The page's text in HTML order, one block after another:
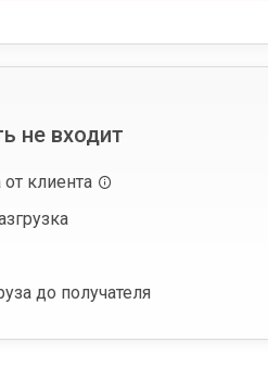
не входит
от клиента
до получателя